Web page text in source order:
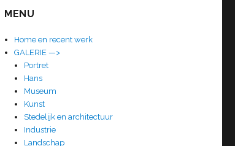
MENU
Home en recent werk
GALERIE —>
Portret
Hans
Museum
Kunst
Stedelijk en architectuur
Industrie
Landschap